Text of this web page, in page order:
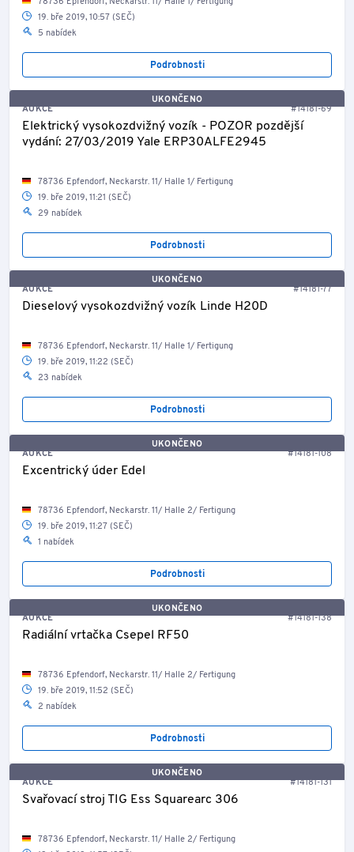
19. bře 2019, 10:57 (SEČ)
5 nabídek
Podrobnosti
UKONČENO
AUKCE
#14181-69
Elektrický vysokozdvižný vozík - POZOR pozdější
vydání: 27/03/2019 Yale ERP30ALFE2945
78736 Epfendorf, Neckarstr. 11/ Halle 1/ Fertigung
19. bře 2019, 11:21 (SEČ)
29 nabídek
Podrobnosti
UKONČENO
AUKCE
#14181-77
Dieselový vysokozdvižný vozík Linde H20D
78736 Epfendorf, Neckarstr. 11/ Halle 1/ Fertigung
19. bře 2019, 11:22 (SEČ)
23 nabídek
Podrobnosti
UKONČENO
AUKCE
#14181-108
Excentrický úder Edel
78736 Epfendorf, Neckarstr. 11/ Halle 2/ Fertigung
19. bře 2019, 11:27 (SEČ)
1 nabídek
Podrobnosti
UKONČENO
AUKCE
#14181-138
Radiální vrtačka Csepel RF50
78736 Epfendorf, Neckarstr. 11/ Halle 2/ Fertigung
19. bře 2019, 11:52 (SEČ)
2 nabídek
Podrobnosti
UKONČENO
AUKCE
#14181-131
Svařovací stroj TIG Ess Squarearc 306
78736 Epfendorf, Neckarstr. 11/ Halle 2/ Fertigung